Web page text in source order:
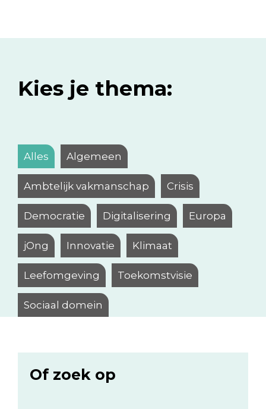
Kies je thema:
Alles Algemeen
Ambtelijk vakmanschap Crisis
Democratie Digitalisering Europa
jOng Innovatie Klimaat
Leefomgeving Toekomstvisie
Sociaal domein
Of zoek op